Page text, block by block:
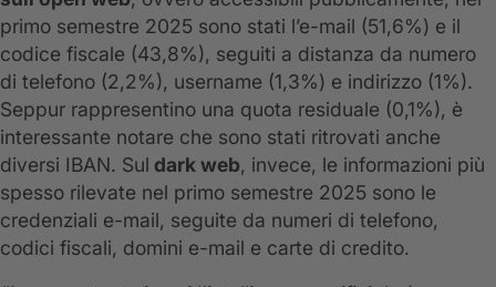
primo semestre 2025 sono stati l’e-mail (51,6%) e il
codice fiscale (43,8%), seguiti a distanza da numero
di telefono (2,2%), username (1,3%) e indirizzo (1%).
Seppur rappresentino una quota residuale (0,1%), è
interessante notare che sono stati ritrovati anche
diversi IBAN. Sul dark web, invece, le informazioni più
spesso rilevate nel primo semestre 2025 sono le
credenziali e-mail, seguite da numeri di telefono,
codici fiscali, domini e-mail e carte di credito.